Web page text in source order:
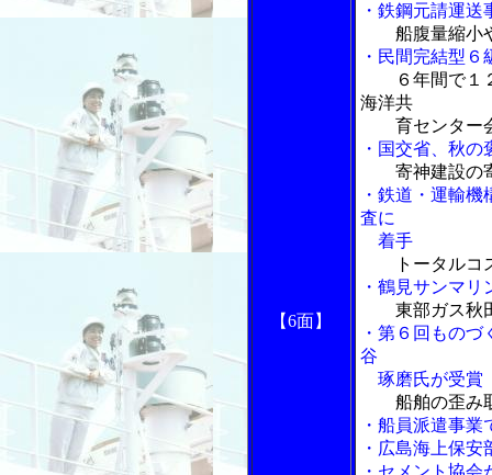
【6面】
・鉄鋼元請運
船腹量縮小
・民間完結型
６年間で１
海洋共
育センター
・国交省、秋
寄神建設の
・鉄道・運輸
査に
着手
トータル
・鶴見サンマ
東部ガス秋
・第６回もの
谷
琢磨氏が受賞
船舶の歪み
・船員派遣事
・広島海上保
・セメント協